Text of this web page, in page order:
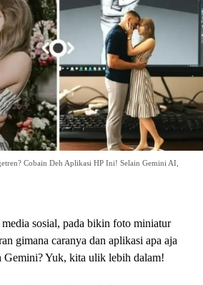
Cobain Deh Aplikasi HP Ini! Selain Gemini AI,
sosial, pada bikin foto miniatur
gimana caranya dan aplikasi apa aja
Gemini? Yuk, kita ulik lebih dalam!